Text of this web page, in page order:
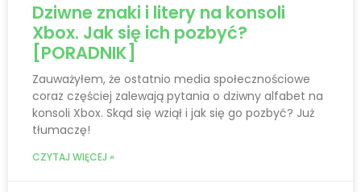
Dziwne znaki i litery na konsoli
Xbox. Jak się ich pozbyć?
[PORADNIK]
Zauważyłem, że ostatnio media społecznościowe
coraz częściej zalewają pytania o dziwny alfabet na
konsoli Xbox. Skąd się wziął i jak się go pozbyć? Już
tłumaczę!
CZYTAJ WIĘCEJ »